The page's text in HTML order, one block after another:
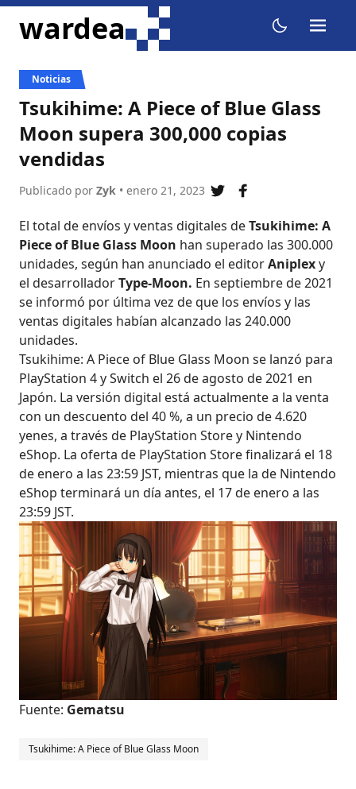
ir al contenido
wardea dark mode
menu
Noticias
Tsukihime: A Piece of Blue Glass
Moon supera 300,000 copias
vendidas
Publicado por Zyk • enero 21, 2023
compartir en twitter
compartir en
El total de envíos y ventas digitales deTsukihime: A
Piece of Blue Glass Moon han superado las 300.000
unidades, según han anunciado el editorAniplexy
el desarrolladorType-Moon. En septiembre de 2021
se informó por última vez de que los envíos y las
ventas digitales habían alcanzado las 240.000
unidades.
Tsukihime: A Piece of Blue Glass Moon se lanzó para
PlayStation 4 y Switch el 26 de agosto de 2021 en
Japón. La versión digital está actualmente a la venta
con un descuento del 40 %, a un precio de 4.620
yenes, a través de PlayStation Store y Nintendo
eShop. La oferta de PlayStation Store finalizará el 18
de enero a las 23:59 JST, mientras que la de Nintendo
eShop terminará un día antes, el 17 de enero a las
23:59 JST.
Fuente: Gematsu
Tsukihime: A Piece of Blue Glass Moon